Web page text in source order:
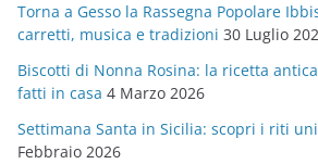
o
r
i
e
Torna a Gesso la Rassegna Popolare
carretti, musica e tradizioni 30 Luglio
Biscotti di Nonna Rosina: la ricetta
fatti in casa 4 Marzo 2026
Settimana Santa in Sicilia: scopri i riti
Febbraio 2026